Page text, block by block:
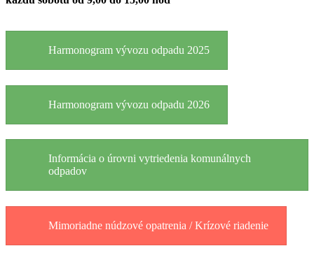
Harmonogram vývozu odpadu 2025
Harmonogram vývozu odpadu 2026
Informácia o úrovni vytriedenia komunálnych
odpadov
Mimoriadne núdzové opatrenia / Krízové riadenie